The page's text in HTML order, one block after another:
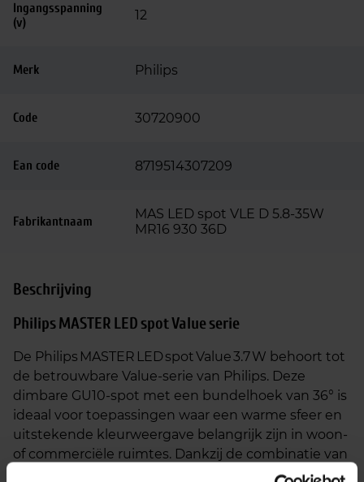
Ingangsspanning
(v)
12
Merk Philips
Code 30720900
Ean code 8719514307209
Fabrikantnaam
MAS LED spot VLE D 5.8-35W
MR16 930 36D
Beschrijving
Philips MASTER LED spot Value serie
De Philips MASTER LED spot Value 3.7 W behoort tot
de betrouwbare Value‑serie van Philips. Deze
dimbare GU10‑spot met een bundelhoek van 36° is
ideaal voor toepassingen waar een warme sfeer en
uitstekende kleurweergave belangrijk zijn in woon‑
of commerciële ruimtes. Dankzij de combinatie van
dimbaarheid en zachte lichtkleur is deze spot een